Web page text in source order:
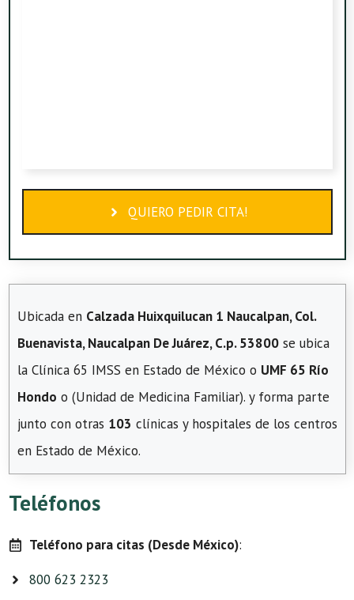
QUIERO PEDIR CITA!
Ubicada en Calzada Huixquilucan 1 Naucalpan, Col.
Buenavista, Naucalpan De Juárez, C.p. 53800 se ubica
la Clínica 65 IMSS en Estado de México o UMF 65 Río
Hondo o (Unidad de Medicina Familiar). y forma parte
junto con otras 103 clínicas y hospitales de los centros
en Estado de México.
Teléfonos
Teléfono para citas (Desde México):
800 623 2323